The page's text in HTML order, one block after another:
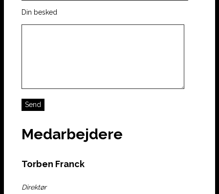
Din besked
Medarbejdere
Torben Franck
Direktør